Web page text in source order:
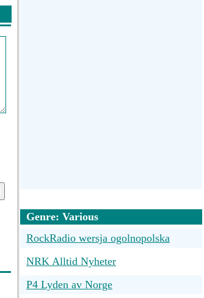
Genre: Various
RockRadio wersja ogolnopolska
NRK Alltid Nyheter
P4 Lyden av Norge